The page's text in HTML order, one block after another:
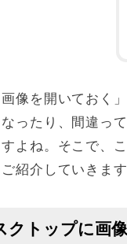
像を開いておく
ったり、間違っ
よね。そこで、
紹介していきます
トップに画